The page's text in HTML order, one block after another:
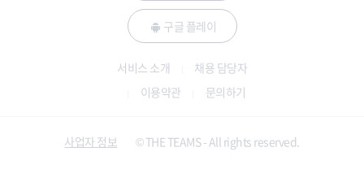
구글 플레이
서비스 소개
채용 담당자
이용약관
문의하기
사업자 정보 © THE TEAMS - All rights reserved.